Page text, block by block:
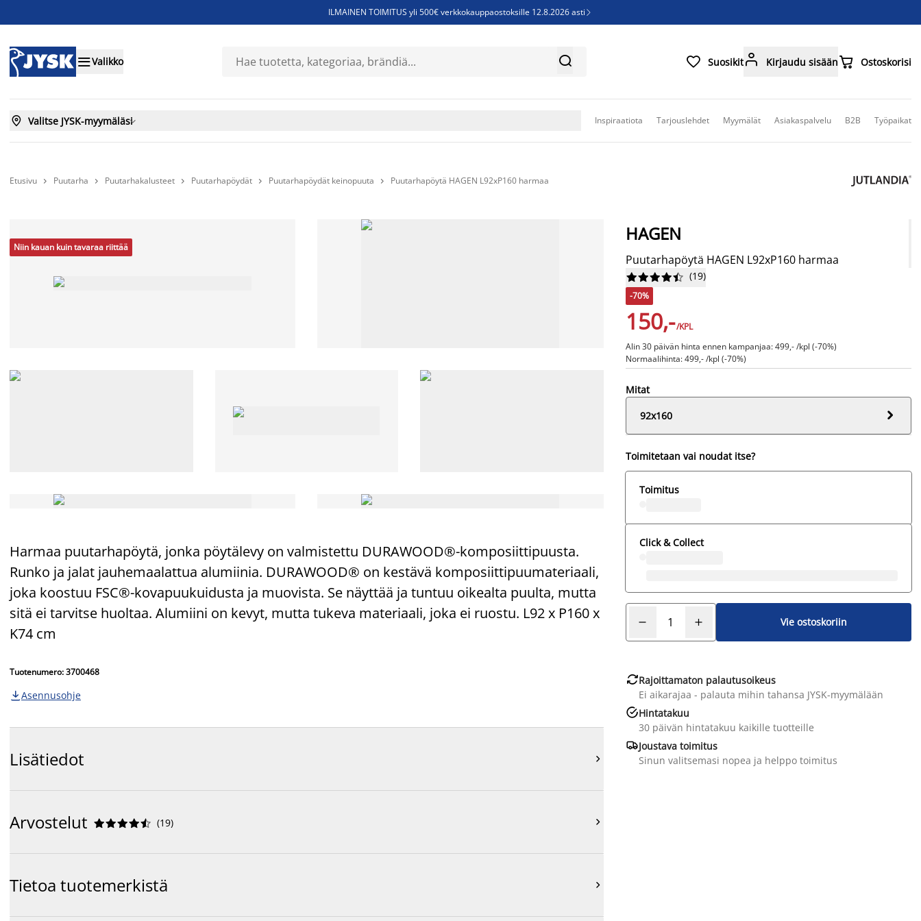
ILMAINEN TOIMITUS yli 500€ verkkokauppaostoksille 12.8.2026 asti 
Sijauspatjoja - Säästä jopa 60%
Valikko   Suosikit Kirjaudu sisään Ostoskorisi
 Valitse JYSK-myymäläsi Inspiraatiota Tarjouslehdet Myymälät Asiakaspalvelu B2B Työpaikat
Etusivu  Puutarha  Puutarhakalusteet  Puutarhapöydät  Puutarhapöydät keinopuuta  Puutarhapöytä HAGEN L92xP160 harmaa
Niin kauan kuin tavaraa riittää
Harmaa puutarhapöytä, jonka pöytälevy on valmistettu DURAWOOD®-komposiittipuusta.
Runko ja jalat jauhemaalattua alumiinia. DURAWOOD® on kestävä komposiittipuumateriaali,
joka koostuu FSC®-kovapuukuidusta ja muovista. Se näyttää ja tuntuu oikealta puulta, mutta
sitä ei tarvitse huoltaa. Alumiini on kevyt, mutta tukeva materiaali, joka ei ruostu. L92 x P160 x
K74 cm
Tuotenumero: 3700468
 Asennusohje
Lisätiedot 
Arvostelut 




 (19) 
Tietoa tuotemerkistä 
HAGEN
Puutarhapöytä HAGEN L92xP160 harmaa





 (19)
-70%
150,-/KPL
Alin 30 päivän hinta ennen kampanjaa: 499,- /kpl (-70%)
Normaalihinta: 499,- /kpl (-70%)
Mitat
92x160

Toimitetaan vai noudat itse?
Toimitus
Click & Collect
Vie ostoskoriin
Rajoittamaton palautusoikeus
Ei aikarajaa - palauta mihin tahansa JYSK-myymälään
Hintatakuu
30 päivän hintatakuu kaikille tuotteille
Joustava toimitus
Sinun valitsemasi nopea ja helppo toimitus